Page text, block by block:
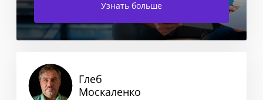
Узнать больше
Глеб
Москаленко